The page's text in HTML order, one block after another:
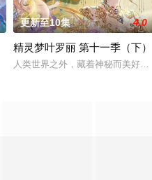
更新至10集 4.0
精灵梦叶罗丽 第十一季（下）
人类世界之外，藏着神秘而美好